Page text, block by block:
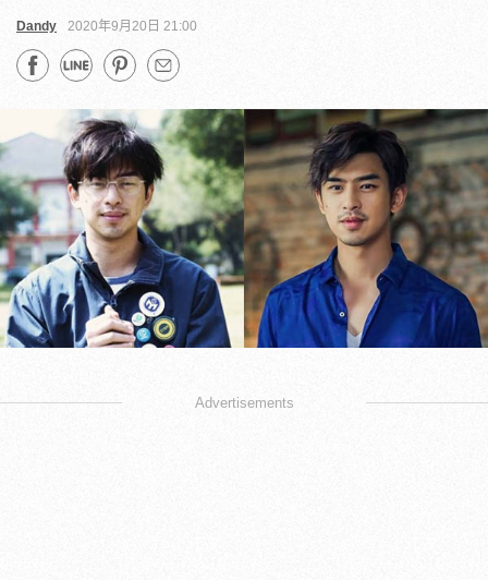
Dandy 2020年9月20日 21:00
Advertisements